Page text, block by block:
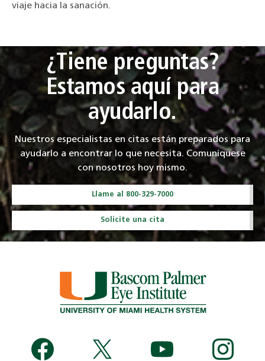
viaje hacia la sanación.
¿Tiene preguntas?
Estamos aquí para
ayudarlo.
Nuestros especialistas en citas están preparados para
ayudarlo a encontrar lo que necesita. Comuníquese
con nosotros hoy mismo.
Llame al 800-329-7000
Solicite una cita